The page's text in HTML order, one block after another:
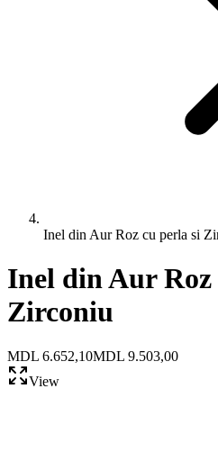
Inel din Aur Roz cu perla si
Inel din Aur Roz
Zirconiu
MDL 6.652,10MDL 9.503,00
View